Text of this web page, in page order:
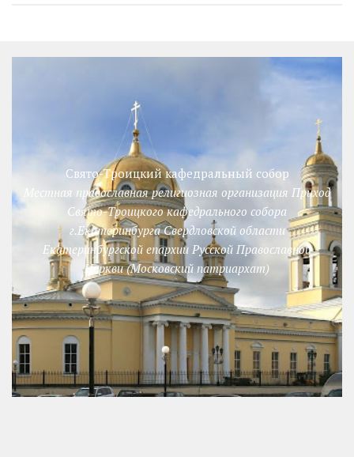
Свято-Троицкий кафедральный собор
Местная православная религиозная организация Приход
Свято-Троицкого кафедрального собора
г.Екатеринбурга Свердловской области
Екатеринбургской епархии Русской Православной
Церкви (Московский патриархат)